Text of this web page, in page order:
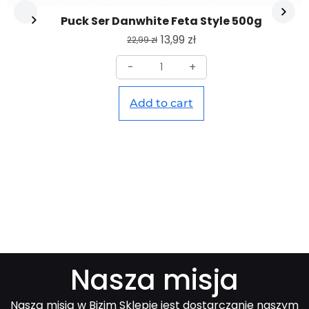
Puck Ser Danwhite Feta Style 500g
22,99zł 13,99 zł
-
+
Add to cart
Nasza misja
Naszą misją w Bizim Sklepie jest dostarczanie naszym